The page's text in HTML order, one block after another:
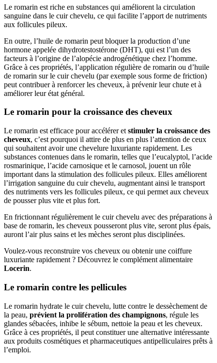
Le romarin est riche en substances qui améliorent la circulation
sanguine dans le cuir chevelu, ce qui facilite l’apport de nutriments
aux follicules pileux.
En outre, l’huile de romarin peut bloquer la production d’une
hormone appelée dihydrotestostérone (DHT), qui est l’un des
facteurs à l’origine de l’alopécie androgénétique chez l’homme.
Grâce à ces propriétés, l’application régulière de romarin ou d’huile
de romarin sur le cuir chevelu (par exemple sous forme de friction)
peut contribuer à renforcer les cheveux, à prévenir leur chute et à
améliorer leur état général.
Le romarin pour la croissance des cheveux
Le romarin est efficace pour accélérer et stimuler la croissance des
cheveux, c’est pourquoi il attire de plus en plus l’attention de ceux
qui souhaitent avoir une chevelure luxuriante rapidement. Les
substances contenues dans le romarin, telles que l’eucalyptol, l’acide
rosmarinique, l’acide carnosique et le carnosol, jouent un rôle
important dans la stimulation des follicules pileux. Elles améliorent
l’irrigation sanguine du cuir chevelu, augmentant ainsi le transport
des nutriments vers les follicules pileux, ce qui permet aux cheveux
de pousser plus vite et plus fort.
En frictionnant régulièrement le cuir chevelu avec des préparations à
base de romarin, les cheveux pousseront plus vite, seront plus épais,
auront l’air plus sains et les mèches seront plus disciplinées.
Voulez-vous reconstruire vos cheveux ou obtenir une coiffure
luxuriante rapidement ? Découvrez le complément alimentaire
Locerin.
Le romarin contre les pellicules
Le romarin hydrate le cuir chevelu, lutte contre le dessèchement de
la peau, prévient la prolifération des champignons, régule les
glandes sébacées, inhibe le sébum, nettoie la peau et les cheveux.
Grâce à ces propriétés, il peut constituer une alternative intéressante
aux produits cosmétiques et pharmaceutiques antipelliculaires prêts à
l’emploi.